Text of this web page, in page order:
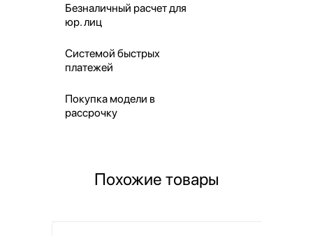
Безналичный расчет для
юр. лиц
Системой быстрых
платежей
Покупка модели в
рассрочку
Похожие товары